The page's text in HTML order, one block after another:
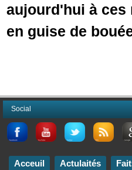
aujourd'hui à ces
en guise de
Social
Acceuil Actulaités